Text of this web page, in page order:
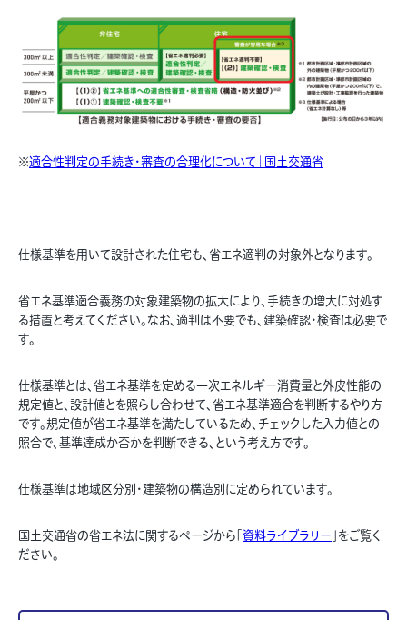
※適合性判定の手続き・審査の合理化について｜国土交通省
仕様基準を用いて設計された住宅も、省エネ適判の対象外となります。
省エネ基準適合義務の対象建築物の拡大により、手続きの増大に対処す
る措置と考えてください。なお、適判は不要でも、建築確認・検査は必要で
す。
仕様基準とは、省エネ基準を定める一次エネルギー消費量と外皮性能の
規定値と、設計値とを照らし合わせて、省エネ基準適合を判断するやり方
です。規定値が省エネ基準を満たしているため、チェックした入力値との
照合で、基準達成か否かを判断できる、という考え方です。
仕様基準は地域区分別・建築物の構造別に定められています。
国土交通省の省エネ法に関するページから「 資料ライブラリー 」をご覧く
ださい。